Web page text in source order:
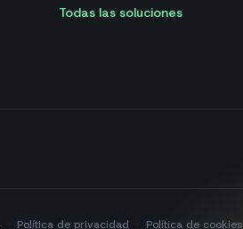
Todas las soluciones
· Política de privacidad · Política de cookies